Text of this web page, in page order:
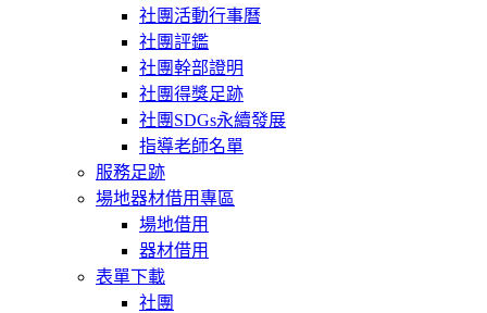
社團活動行事曆
社團評鑑
社團幹部證明
社團得獎足跡
社團SDGs永續發展
指導老師名單
服務足跡
場地器材借用專區
場地借用
器材借用
表單下載
社團